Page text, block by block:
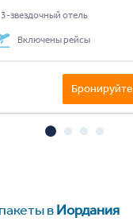
3-звездочный отель
Включены рейсы
Бронируйте
вИордания